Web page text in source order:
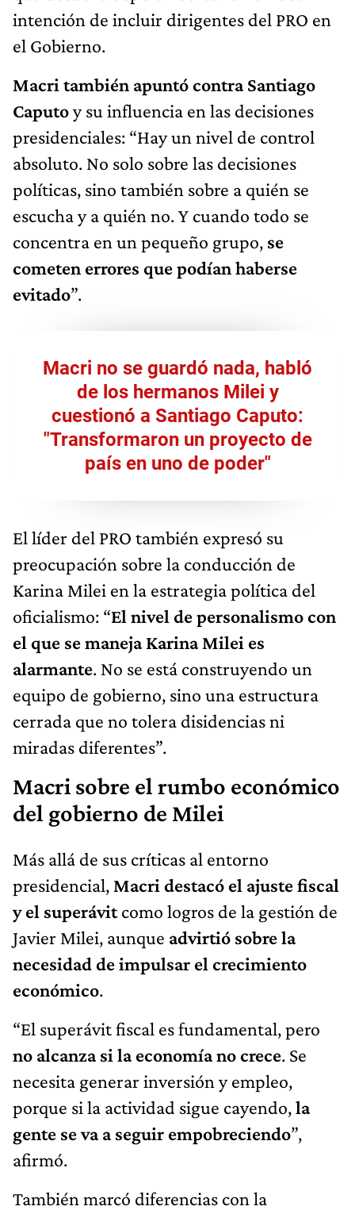
intención de incluir dirigentes del PRO en
el Gobierno.
Macri también apuntó contra Santiago
Caputoy su influencia en las decisiones
presidenciales: “Hay un nivel de control
absoluto. No solo sobre las decisiones
políticas, sino también sobre a quién se
escucha y a quién no. Y cuando todo se
concentra en un pequeño grupo, se
cometen errores que podían haberse
evitado”.
Macri no se guardó nada, habló
de los hermanos Milei y
cuestionó a Santiago Caputo:
"Transformaron un proyecto de
país en uno de poder"
El líder del PRO también expresó su
preocupación sobre la conducción de
Karina Milei en la estrategia política del
oficialismo: “El nivel de personalismo con
el que se maneja Karina Milei es
alarmante. No se está construyendo un
equipo de gobierno, sino una estructura
cerrada que no tolera disidencias ni
miradas diferentes”.
Macri sobre el rumbo económico
del gobierno de Milei
Más allá de sus críticas al entorno
presidencial, Macri destacó el ajuste fiscal
y el superávitcomo logros de la gestión de
Javier Milei, aunque advirtió sobre la
necesidad de impulsar el crecimiento
económico.
“El superávit fiscal es fundamental, pero
no alcanza si la economía no crece. Se
necesita generar inversión y empleo,
porque si la actividad sigue cayendo,la
gente se va a seguir empobreciendo”,
afirmó.
También marcó diferencias con la